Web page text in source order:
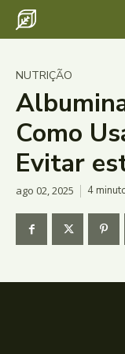
NUTRIÇÃO
Como
Evitar
ago 02, 2025 4